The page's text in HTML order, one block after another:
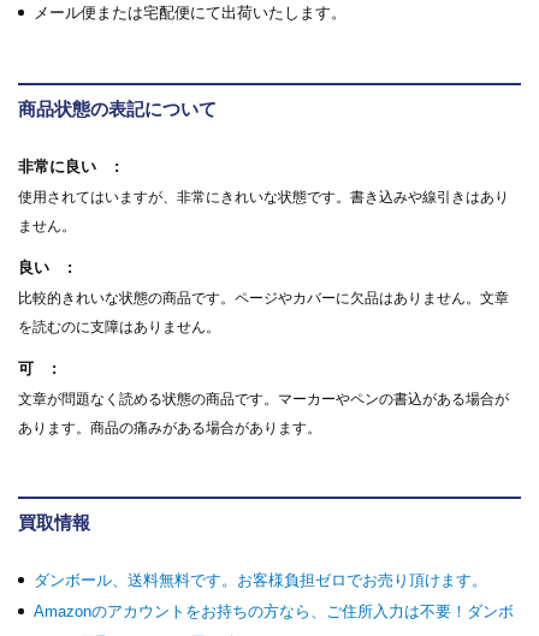
メール便または宅配便にて出荷いたします。
商品状態の表記について
非常に良い
使用されてはいますが、非常にきれいな状態です。書き込みや線引きはあり
ません。
良い
比較的きれいな状態の商品です。ページやカバーに欠品はありません。文章
を読むのに支障はありません。
可
文章が問題なく読める状態の商品です。マーカーやペンの書込がある場合が
あります。商品の痛みがある場合があります。
買取情報
ダンボール、送料無料です。お客様負担ゼロでお売り頂けます。
Amazonのアカウントをお持ちの方なら、ご住所入力は不要！ダンボ